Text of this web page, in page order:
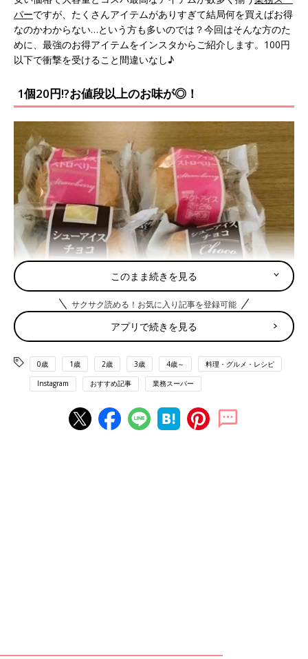
パーですが、たくさんアイテムがありすぎて結局何を買えばお得
なのかわからない…という方も多いのでは？今回はそんな方のた
めに、最強のお得アイテムをインスタからご紹介します。100円
以下で衝撃を受けること間違いなし♪
1個20円!?お値段以上のお味が◎！
このまま続きを見る
サクサク読める！お気に入り記事を登録可能
アプリで続きを見る
0歳 1歳 2歳 3歳 4歳～ 料理・グルメ・レシピ
Instagram おすすめ記事 業務スーパー